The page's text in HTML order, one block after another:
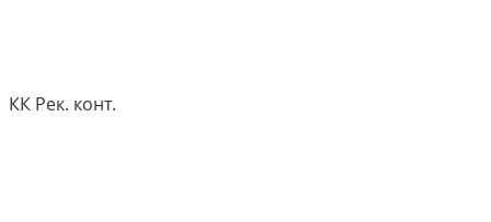
КК Рек. конт.